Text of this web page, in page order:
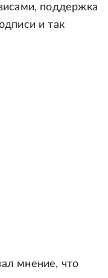
поддержка
и так
мнение, что